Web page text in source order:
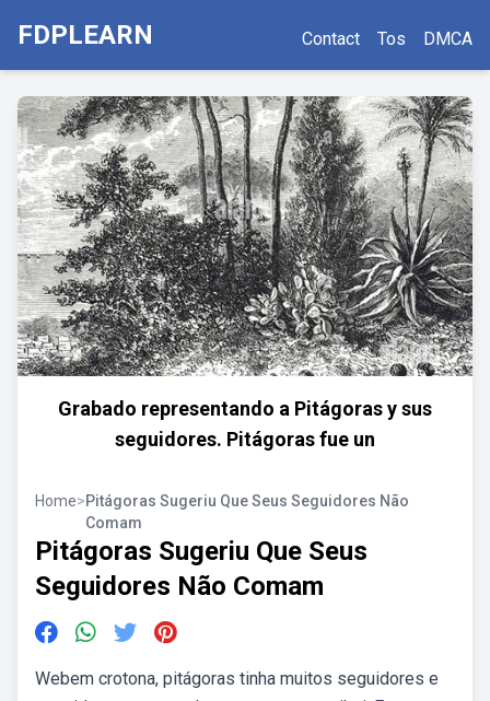
FDPLEARN Contact Tos DMCA
Grabado representando a Pitágoras y sus
seguidores. Pitágoras fue un
Home>Pitágoras Sugeriu Que Seus Seguidores Não
Comam
Pitágoras Sugeriu Que Seus
Seguidores Não Comam
Webem crotona, pitágoras tinha muitos seguidores e